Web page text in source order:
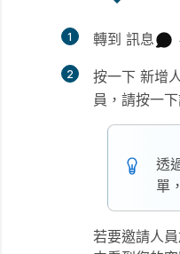
1 轉到 訊息
2 按一下 新增
員，請按一
透
單
若要邀請人